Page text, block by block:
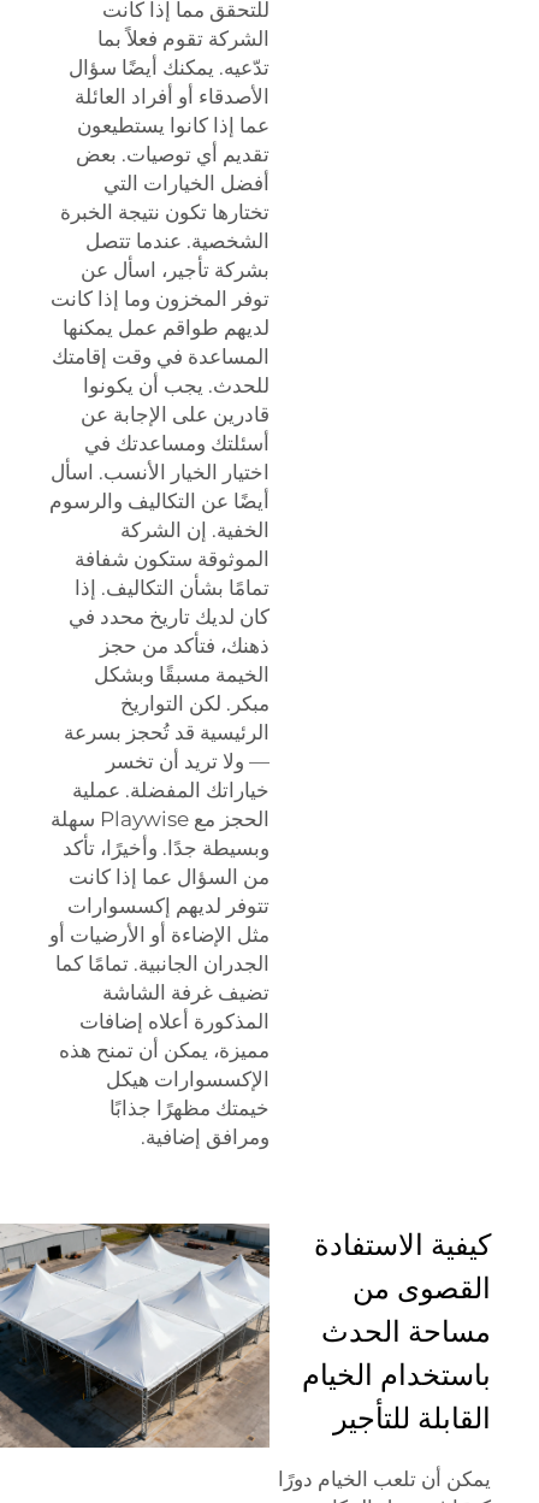
للتحقق مما إذا كانت
الشركة تقوم فعلاً بما
تدّعيه. يمكنك أيضًا سؤال
الأصدقاء أو أفراد العائلة
عما إذا كانوا يستطيعون
تقديم أي توصيات. بعض
أفضل الخيارات التي
تختارها تكون نتيجة الخبرة
الشخصية. عندما تتصل
بشركة تأجير، اسأل عن
توفر المخزون وما إذا كانت
لديهم طواقم عمل يمكنها
المساعدة في وقت إقامتك
للحدث. يجب أن يكونوا
قادرين على الإجابة عن
أسئلتك ومساعدتك في
اختيار الخيار الأنسب. اسأل
أيضًا عن التكاليف والرسوم
الخفية. إن الشركة
الموثوقة ستكون شفافة
تمامًا بشأن التكاليف. إذا
كان لديك تاريخ محدد في
ذهنك، فتأكد من حجز
الخيمة مسبقًا وبشكل
مبكر. لكن التواريخ
الرئيسية قد تُحجز بسرعة
— ولا تريد أن تخسر
خياراتك المفضلة. عملية
الحجز مع Playwise سهلة
وبسيطة جدًا. وأخيرًا، تأكد
من السؤال عما إذا كانت
تتوفر لديهم إكسسوارات
مثل الإضاءة أو الأرضيات أو
الجدران الجانبية. تمامًا كما
تضيف غرفة الشاشة
المذكورة أعلاه إضافات
مميزة، يمكن أن تمنح هذه
الإكسسوارات هيكل
خيمتك مظهرًا جذابًا
ومرافق إضافية.
كيفية الاستفادة
القصوى من
مساحة الحدث
باستخدام الخيام
القابلة للتأجير
يمكن أن تلعب الخيام دورًا